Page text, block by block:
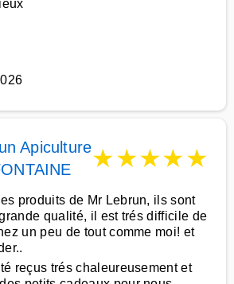
Apiculture★★★★★
produits de Mr Lebrun, ils sont
qualité, il est trés difficile de
un peu de tout comme moi! et
reçus trés chaleureusement et